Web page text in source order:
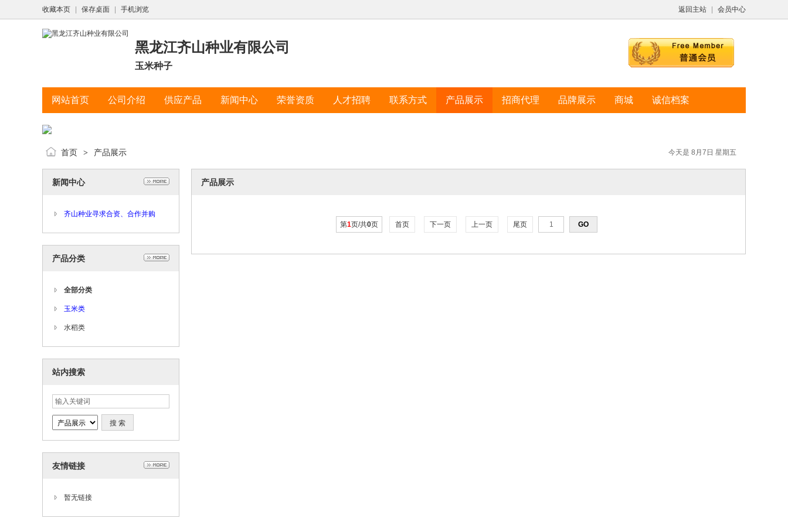
返回主站 会员中心
收藏本页 保存桌面 手机浏览
黑龙江齐山种业有限公司
玉米种子
网站首页 公司介绍 供应产品 新闻中心 荣誉资质 人才招聘 联系方式 产品展示 招商代理 品牌展示 商城 诚信档案
今天是 8月7日 星期五
首页 > 产品展示
新闻中心
齐山种业寻求合资、合作并购
产品分类
全部分类
玉米类
水稻类
站内搜索
友情链接
暂无链接
产品展示
第1页/共0页 首页 下一页 上一页 尾页